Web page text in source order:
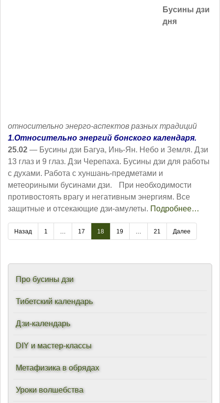
Про бусины дзи
Тибетский календарь
Дзи-календарь
DIY и мастер-классы
Метафизика в обрядах
Уроки волшебства
Бусины дзи
дня
относительно энерго-аспектов разных традиций
1.Относительно энергий бонского календаря.
25.02 — Бусины дзи Багуа, Инь-Ян. Небо и Земля. Дзи
13 глаз и 9 глаз. Дзи Черепаха. Бусины дзи для работы
с духами. Работа с хуншань-предметами и
метеориными бусинами дзи. При необходимости
противостоять врагу и негативным энергиям. Все
защитные и отсекающие дзи-амулеты. Подробнее…
Назад 1 17 18 19 21 Далее